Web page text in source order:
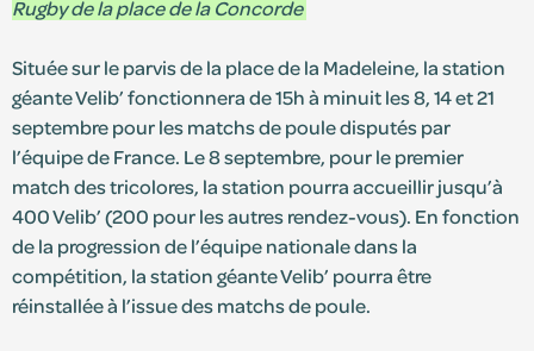
Rugby de la place de la Concorde
Située sur le parvis de la place de la Madeleine, la station
géante Velib’ fonctionnera de 15h à minuit les 8, 14 et 21
septembre pour les matchs de poule disputés par
l’équipe de France. Le 8 septembre, pour le premier
match des tricolores, la station pourra accueillir jusqu’à
400 Velib’ (200 pour les autres rendez-vous). En fonction
de la progression de l’équipe nationale dans la
compétition, la station géante Velib’ pourra être
réinstallée à l’issue des matchs de poule.